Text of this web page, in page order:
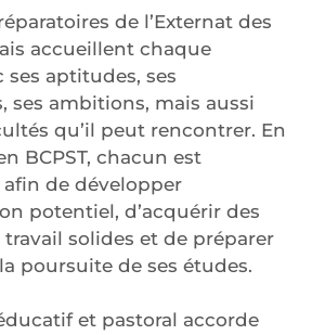
de l’Externat des
accueillent chaque
aptitudes, ses
ses ambitions, mais aussi
qu’il peut rencontrer. En
BCPST, chacun est
de développer
potentiel, d’acquérir des
solides et de préparer
poursuite de ses études.
et pastoral accorde